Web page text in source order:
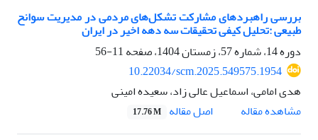
بررسی راهبردهای مشارکت تشکل‌های مردمی در مدیریت سوانح
طبیعی :تحلیل کیفی تحقیقات سه دهه اخیر در ایران
دوره 14، شماره 57، زمستان 1404، صفحه
11-56
10.22034/scm.2025.549575.1954
هدی امامی، اسماعیل عالی زاد، سعیده امینی
مشاهده مقاله
اصل مقاله 17.76 M